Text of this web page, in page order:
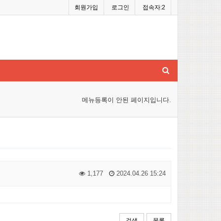
회원가입 로그인 접속자:2
메뉴등록이 안된 페이지입니다.
1,177 2024.04.26 15:24